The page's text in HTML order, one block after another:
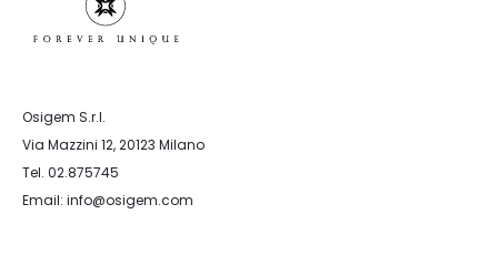
Osigem S.r.l.
Via Mazzini 12, 20123 Milano
Tel. 02.875745
Email: info@osigem.com